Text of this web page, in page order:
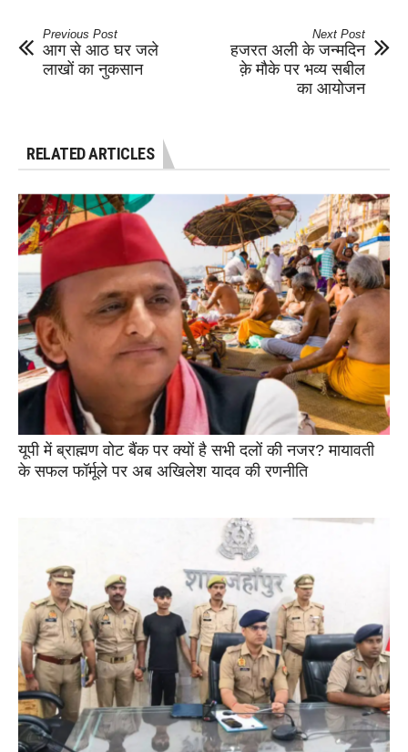
Previous Post
आग से आठ घर जले
लाखों का नुकसान
Next Post
हजरत अली के जन्मदिन
क़े मौके पर भव्य सबील
का आयोजन
RELATED ARTICLES
यूपी में ब्राह्मण वोट बैंक पर क्यों है सभी दलों की नजर? मायावती
के सफल फॉर्मूले पर अब अखिलेश यादव की रणनीति